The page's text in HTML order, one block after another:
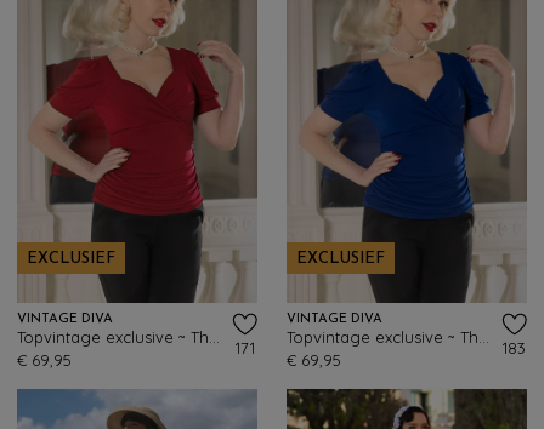
EXCLUSIEF
VINTAGE DIVA
€ 69,95
171
EXCLUSIEF
VINTAGE DIVA
€ 69,95
183